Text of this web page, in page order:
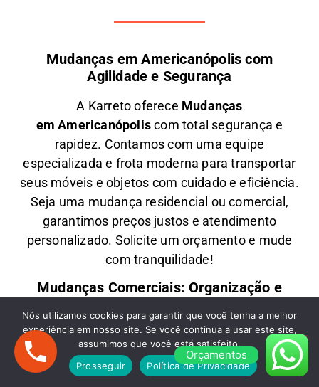
Mudanças em Americanópolis com
Agilidade e Segurança
A Karretooferece Mudanças
emAmericanópoliscom total segurança e
rapidez. Contamos com uma equipe
especializada e frota moderna para transportar
seus móveis e objetos com cuidado e eficiência.
Seja uma mudança residencial ou comercial ,
garantimos preços justos e atendimento
personalizado. Solicite um orçamento e mude
com tranquilidade!
Mudanças Comerciais: Organização e
Precisa de umaM udança Comercial
emAmericanópolis ? AKarretocuida de toda a
logística paraescritórios, lojas e empresas,
Orçamentos
Nós utilizamos cookies para garantir que você tenha a melhor
experiência em nosso site. Se você continua a usar este site,
assumimos que você está satisfeito.
Prosseguir
Política de Privacidade